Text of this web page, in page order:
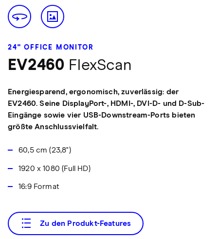
24" OFFICE MONITOR
EV2460 FlexScan
Energiesparend, ergonomisch, zuverlässig: der
EV2460. Seine DisplayPort-, HDMI-, DVI-D- und D-Sub-
Eingänge sowie vier USB-Downstream-Ports bieten
größte Anschlussvielfalt.
60,5 cm (23,8")
1920 x 1080 (Full HD)
16:9 Format
Zu den Produkt-Features